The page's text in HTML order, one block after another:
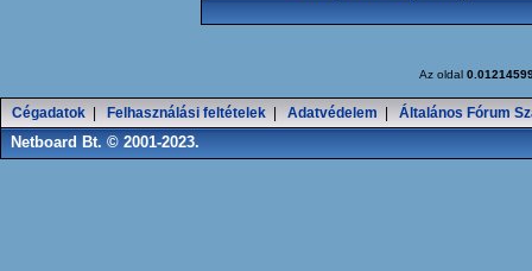
Az oldal
Cégadatok Felhasználási feltételek Adatvédelem Általános Fórum
Netboard Bt. © 2001-2023.